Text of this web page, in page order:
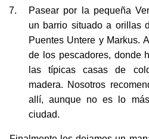
un barrio situado a orillas
Puentes Untere y Markus.
de los pescadores, donde
las típicas casas de
madera. Nosotros
allí, aunque no es lo
ciudad.